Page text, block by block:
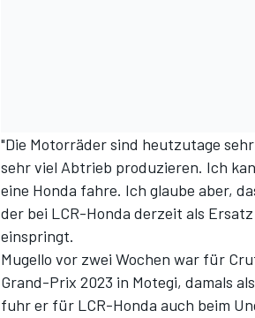
"Die Motorräder sind heutzutage
sehr viel Abtrieb produzieren. Ich
eine Honda fahre. Ich glaube aber,
der bei LCR-Honda derzeit als
einspringt.
Mugello vor zwei Wochen war für
Grand-Prix 2023 in Motegi, damals
fuhr er für LCR-Honda auch beim